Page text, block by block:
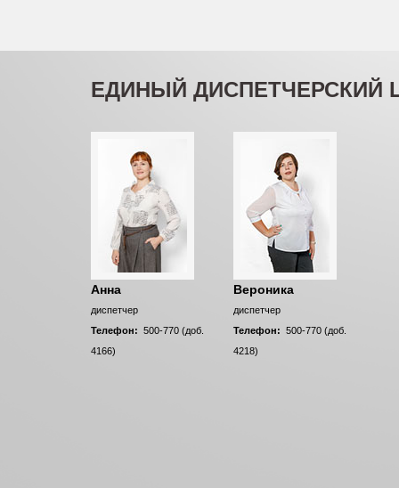
ЕДИНЫЙ ДИСПЕТЧЕРСКИЙ
Анна
диспетчер
Телефон: 500-770 (доб.
4166)
Вероника
диспетчер
Телефон: 500-770 (доб.
4218)